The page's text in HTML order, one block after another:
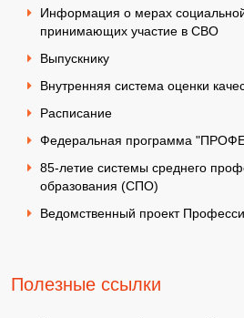
Информация о мерах
принимающих участие в СВО
Выпускнику
Внутренняя система оценки
Расписание
Федеральная программа
85-летие системы среднего
образования (СПО)
Ведомственный проект
Полезные ссылки